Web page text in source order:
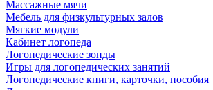
Массажные мячи
Мебель для физкультурных залов
Мягкие модули
Кабинет логопеда
Логопедические зонды
Игры для логопедических занятий
Логопедические книги, карточки, пособия